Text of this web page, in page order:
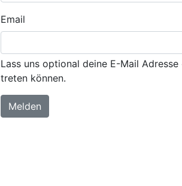
Email
Lass uns optional deine E-Mail
treten können.
Melden